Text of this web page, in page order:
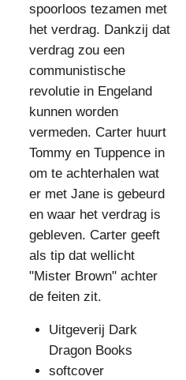
spoorloos tezamen met
het verdrag. Dankzij dat
verdrag zou een
communistische
revolutie in Engeland
kunnen worden
vermeden. Carter huurt
Tommy en Tuppence in
om te achterhalen wat
er met Jane is gebeurd
en waar het verdrag is
gebleven. Carter geeft
als tip dat wellicht
"Mister Brown" achter
de feiten zit.
Uitgeverij Dark
Dragon Books
softcover